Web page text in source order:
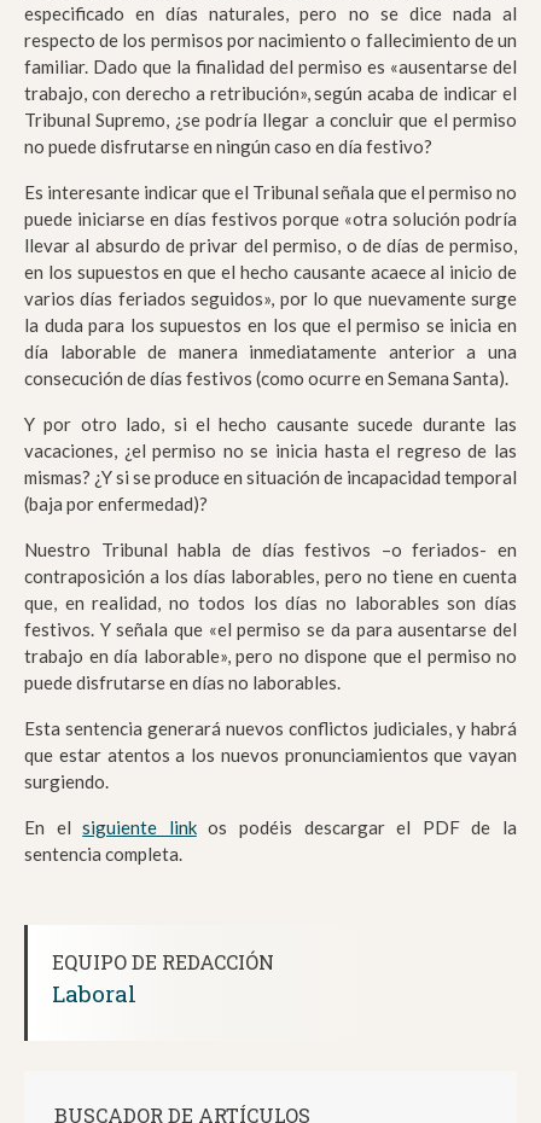
especificado en días naturales, pero no se dice nada al
respecto de los permisos por nacimiento o fallecimiento de un
familiar. Dado que la finalidad del permiso es «ausentarse del
trabajo, con derecho a retribución», según acaba de indicar el
Tribunal Supremo, ¿se podría llegar a concluir que el permiso
no puede disfrutarse en ningún caso en día festivo?
Es interesante indicar que el Tribunal señala que el permiso no
puede iniciarse en días festivos porque «otra solución podría
llevar al absurdo de privar del permiso, o de días de permiso,
en los supuestos en que el hecho causante acaece al inicio de
varios días feriados seguidos», por lo que nuevamente surge
la duda para los supuestos en los que el permiso se inicia en
día laborable de manera inmediatamente anterior a una
consecución de días festivos (como ocurre en Semana Santa).
Y por otro lado, si el hecho causante sucede durante las
vacaciones, ¿el permiso no se inicia hasta el regreso de las
mismas? ¿Y si se produce en situación de incapacidad temporal
(baja por enfermedad)?
Nuestro Tribunal habla de días festivos –o feriados- en
contraposición a los días laborables, pero no tiene en cuenta
que, en realidad, no todos los días no laborables son días
festivos. Y señala que «el permiso se da para ausentarse del
trabajo en día laborable», pero no dispone que el permiso no
puede disfrutarse en días no laborables.
Esta sentencia generará nuevos conflictos judiciales, y habrá
que estar atentos a los nuevos pronunciamientos que vayan
surgiendo.
En elsiguiente linkos podéis descargar el PDF de la
sentencia completa.
EQUIPO DE REDACCIÓN
Laboral
BUSCADOR DE ARTÍCULOS